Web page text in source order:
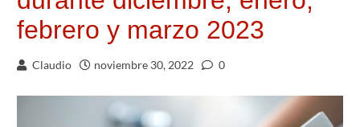
febrero y marzo 2023
Claudio noviembre 30, 2022 0